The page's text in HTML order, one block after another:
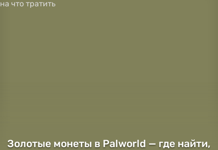
Золотые монеты в Palworld — где найти,